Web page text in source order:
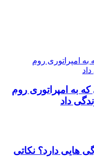
به امپراتوری روم
داد
هایی دارد؟ نکاتی